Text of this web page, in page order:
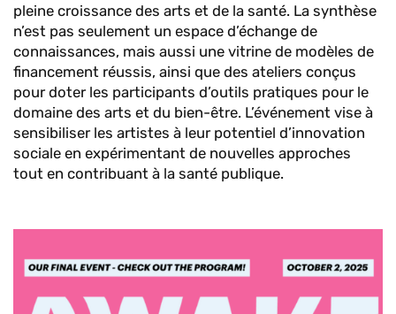
pleine croissance des arts et de la santé. La synthèse
n’est pas seulement un espace d’échange de
connaissances, mais aussi une vitrine de modèles de
financement réussis, ainsi que des ateliers conçus
pour doter les participants d’outils pratiques pour le
domaine des arts et du bien-être. L’événement vise à
sensibiliser les artistes à leur potentiel d’innovation
sociale en expérimentant de nouvelles approches
tout en contribuant à la santé publique.